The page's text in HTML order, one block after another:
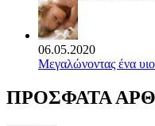
06.05.2020
Mεγαλώνοντας ένα
ΠΡΟΣΦΑΤΑ